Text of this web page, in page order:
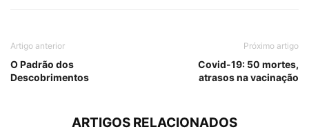
Artigo anterior
O Padrão dos
Descobrimentos
Próximo artigo
Covid-19: 50 mortes,
atrasos na vacinação
ARTIGOS RELACIONADOS